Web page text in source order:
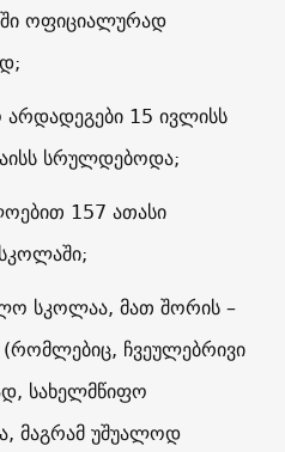
ოფიციალურად
15 ივლისს
სრულდებოდა;
157 ათასი
სკოლაა, მათ შორის –
ჩვეულებრივი
სახელმწიფო
მაგრამ უშუალოდ